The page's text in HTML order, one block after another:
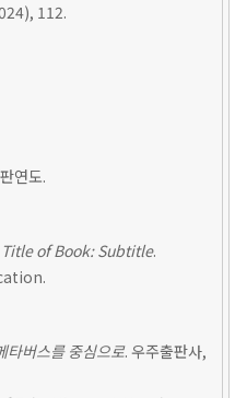
112.
연도.
Title of Book: Subtitle.
타버스를 중심으로. 우주출판사,